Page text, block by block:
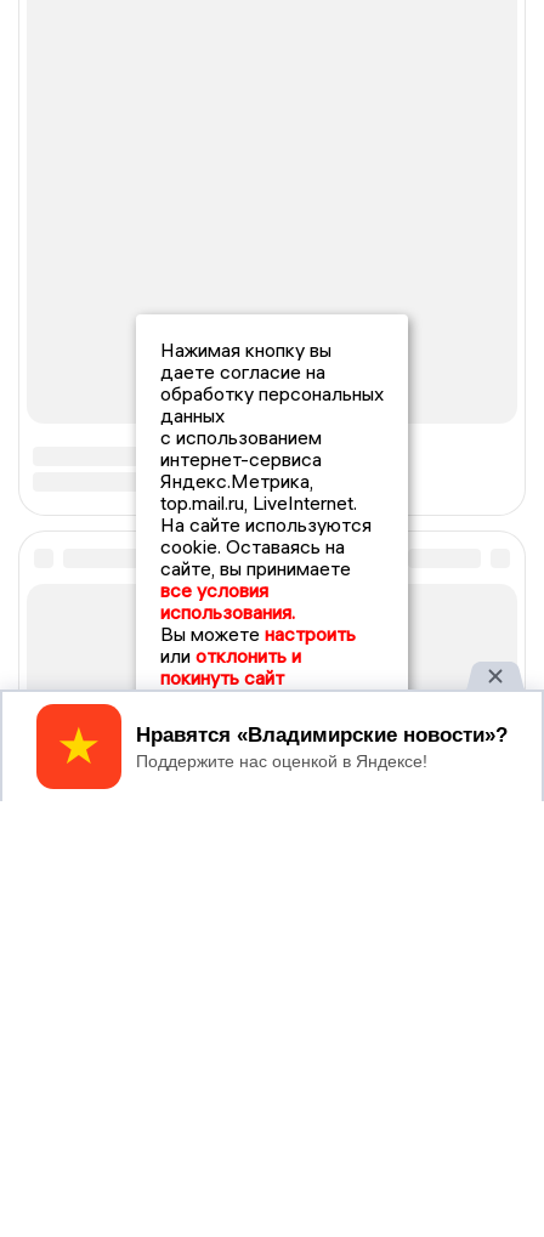
Нажимая кнопку вы
даете согласие на
обработку персональных
данных
с использованием
интернет-сервиса
Яндекс.Метрика,
top.mail.ru, LiveInternet.
На сайте используются
cookie. Оставаясь на
сайте, вы принимаете
все условия
использования.
Вы можете настроить
или отклонить и
покинуть сайт
Принять